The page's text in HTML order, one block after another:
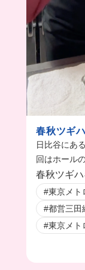
春秋ツギ
日比谷にあ
回はホール
は応募して
春秋ツギ
#東京メト
#都営三田
#東京メト